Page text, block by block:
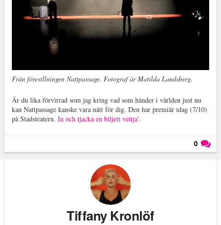
Från förestllningen Nattpassage. Fotograf är Matilda Landsberg.
Är du lika förvirrad som jag kring vad som händer i världen just nu
kan Nattpassage kanske vara nått för dig. Den har premiär idag (7/10)
på Stadsteatern. In och tjacka en biljett vettja’.
0
Tiffany Kronlöf